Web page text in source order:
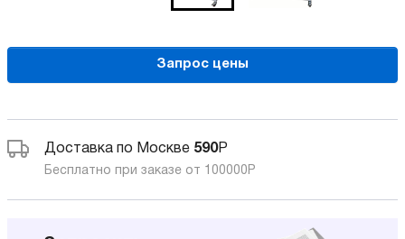
Запрос цены
Доставка по Москве 590Р
Бесплатно при заказе от 100000 Р